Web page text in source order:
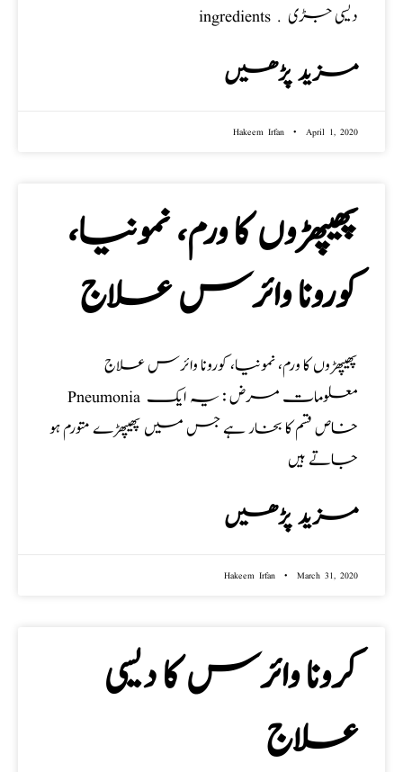
ingredients . دیسی جڑی
مزید پڑھیں
Hakeem Irfan April 1, 2020
پھیپھڑوں کا ورم، نمونیا،
کورونا وائرس علاج
پھیپھڑوں کا ورم، نمونیا، کورونا وائرس علاج
Pneumonia معلومات مرض : یہ ایک
خاص قسم کا بخار ہے جس میں پھیپھڑے متورم ہو
جاتے ہیں
مزید پڑھیں
Hakeem Irfan March 31, 2020
کرونا وائرس کا دیسی
علاج